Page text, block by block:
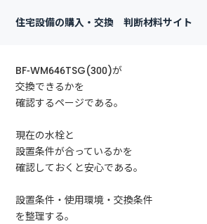
住宅設備の購入・交換 判断材料サイト
BF-WM646TSG(300)が
交換できるかを
確認するページである。
現在の水栓と
設置条件が合っているかを
確認しておくと安心である。
設置条件・使用環境・交換条件
を整理する。